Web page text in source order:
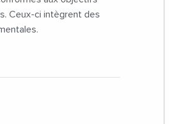
Ceux-ci intègrent des